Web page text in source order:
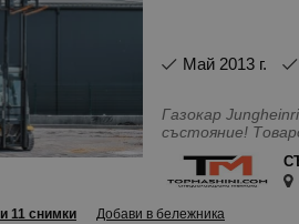
май 2013 г.
Газокар Jungheinrich TFG320 Нов внос.
състояние! Товароносимост - 2000кг Тегло - 3387кг Височина на повдигане - 3, 20м Мачта - дуплекс
различни марки и модели! Предлагаме собствен лизинг и
техника!
и 11 снимки Добави в бележника